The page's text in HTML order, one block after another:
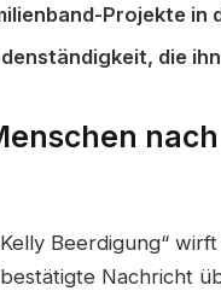
Projekte in
die
Beerdigung“
Nachricht